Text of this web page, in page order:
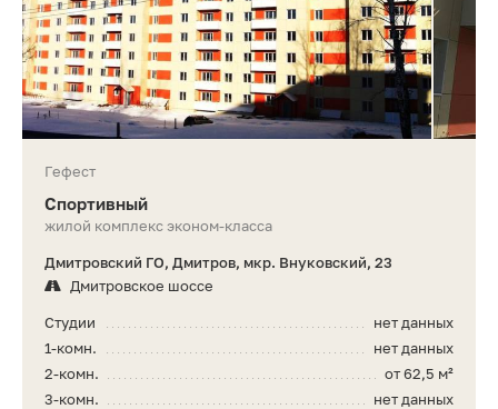
Гефест
Спортивный
жилой комплекс эконом-класса
Дмитровский ГО, Дмитров, мкр. Внуковский, 23
Дмитровское шоссе
нет данных
Студии
нет данных
1-комн.
от 62,5 м²
2-комн.
нет данных
3-комн.